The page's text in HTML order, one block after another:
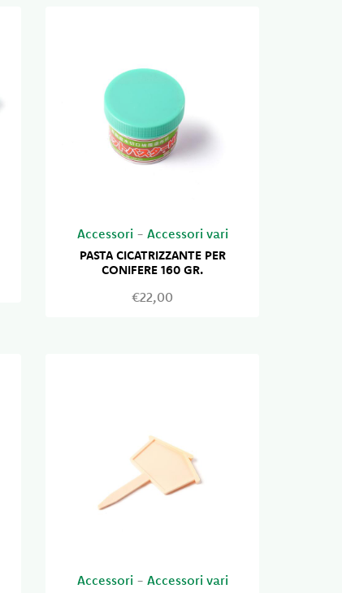
Accessori- Accessori vari
PASTA CICATRIZZANTE PER
CONIFERE 160 GR.
€22,00
Accessori- Accessori vari